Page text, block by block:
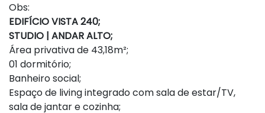
Obs:
EDIFÍCIO VISTA 240;
STUDIO | ANDAR ALTO;
Área privativa de 43,18m²;
01 dormitório;
Banheiro social;
Espaço de living integrado com sala de estar/TV,
sala de jantar e cozinha;